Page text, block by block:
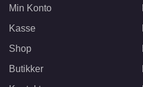
Min Konto
Kasse
Shop
Butikker